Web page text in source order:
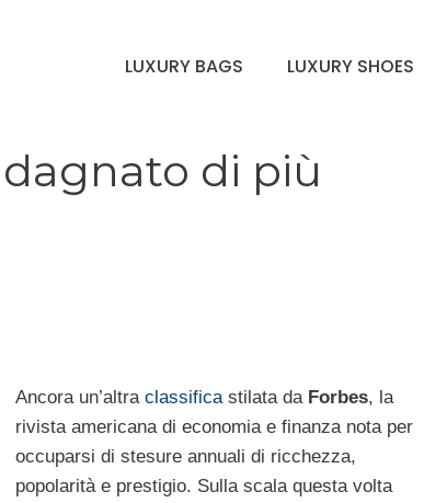
LUXURY BAGS LUXURY SHOES
di più
Ancora un’altra classificastilata da Forbes, la
rivista americana di economia e finanza nota per
occuparsi di stesure annuali di ricchezza,
popolarità e prestigio. Sulla scala questa volta